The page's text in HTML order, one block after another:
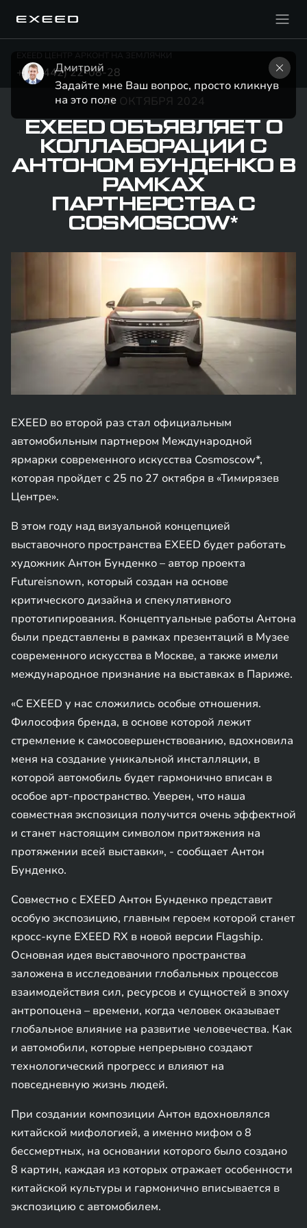
EXEED ЦЕНТР АРКОНТ НА ЗЕМЛЯЧКИ
+7 (8442) 22-08-28
10 ОКТЯБРЯ 2024
EXEED ОБЪЯВЛЯЕТ О
КОЛЛАБОРАЦИИ С
АНТОНОМ БУНДЕНКО В
РАМКАХ
ПАРТНЕРСТВА С
COSMOSCOW*
EXEED во второй раз стал официальным
автомобильным партнером Международной
ярмарки современного искусства Cosmoscow*,
которая пройдет c 25 по 27 октября в «Тимирязев
Центре».
В этом году над визуальной концепцией
выставочного пространства EXEED будет работать
художник Антон Бунденко – автор проекта
Futureisnown, который создан на основе
критического дизайна и спекулятивного
прототипирования. Концептуальные работы Антона
были представлены в рамках презентаций в Музее
современного искусства в Москве, а также имели
международное признание на выставках в Париже.
«С EXEED у нас сложились особые отношения.
Философия бренда, в основе которой лежит
стремление к самосовершенствованию, вдохновила
меня на создание уникальной инсталляции, в
которой автомобиль будет гармонично вписан в
особое арт-пространство. Уверен, что наша
совместная экспозиция получится очень эффектной
и станет настоящим символом притяжения на
протяжении всей выставки», - сообщает Антон
Бунденко.
Совместно с EXEED Антон Бунденко представит
особую экспозицию, главным героем которой станет
кросс-купе EXEED RX в новой версии Flagship.
Основная идея выставочного пространства
заложена в исследовании глобальных процессов
взаимодействия сил, ресурсов и сущностей в эпоху
антропоцена – времени, когда человек оказывает
глобальное влияние на развитие человечества. Как
и автомобили, которые непрерывно создают
технологический прогресс и влияют на
повседневную жизнь людей.
При создании композиции Антон вдохновлялся
китайской мифологией, а именно мифом о 8
бессмертных, на основании которого было создано
8 картин, каждая из которых отражает особенности
китайской культуры и гармонично вписывается в
экспозицию с автомобилем.
Дмитрий
Задайте мне Ваш вопрос, просто кликнув
на это поле